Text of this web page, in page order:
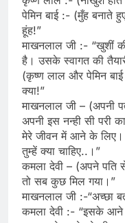
पेमिन बाई :- (मुँह बनाते
हूंह!”
माखनलाल जी :- “खुशीं
है। उसके स्वागत की
(कृष्ण लाल और पेमिन बाई
क्या!”
माखनलाल जी – (अपनी
अपनी इस नन्ही सी परी
मेरे जीवन में आने के लिए।
तुम्हें क्या चाहिए..।”
कमला देवी – (अपने पति
तो सब कुछ मिल गया।”
माखनलाल जी :-“अच्छा
कमला देवी :- “इसके आने